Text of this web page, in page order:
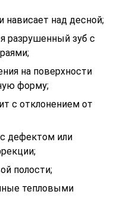
нависает над десной;
разрушенный зуб с
на поверхности
форму;
с отклонением от
с дефектом или
полости;
тепловыми